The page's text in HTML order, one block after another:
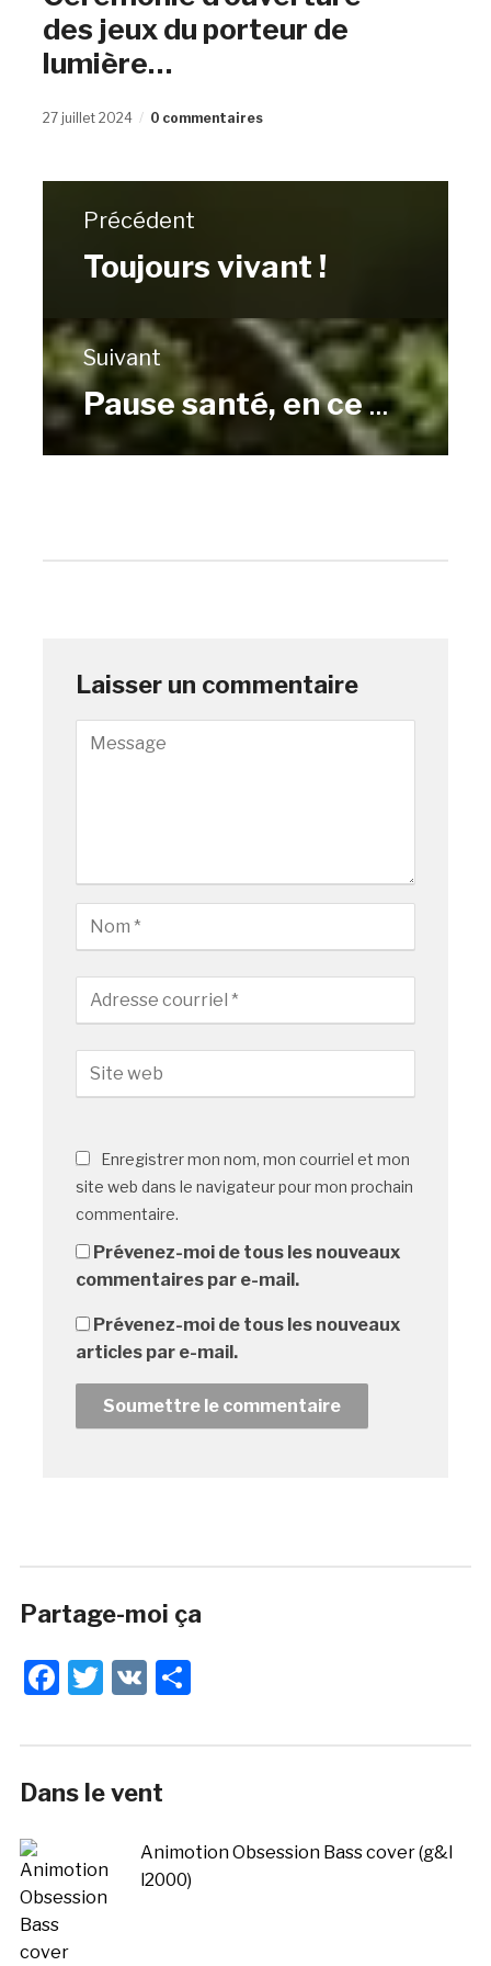
des jeux du porteur de
lumière…
27 juillet 2024 0 commentaires
Précédent
Toujours vivant !
Suivant
Pause santé, en ce monde de taré. épisode 1
Laisser un commentaire
Enregistrer mon nom, mon courriel et mon
site web dans le navigateur pour mon prochain
commentaire.
Prévenez-moi de tous les nouveaux
commentaires par e-mail.
Prévenez-moi de tous les nouveaux
articles par e-mail.
Partage-moi ça
Facebook
Twitter
VKShare
Dans le vent
Animotion Obsession Bass cover (g&l
l2000)